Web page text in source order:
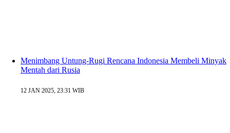
Menimbang Untung-Rugi Rencana Indonesia Membeli Minyak
Mentah dari Rusia
12 JAN 2025, 23:31 WIB